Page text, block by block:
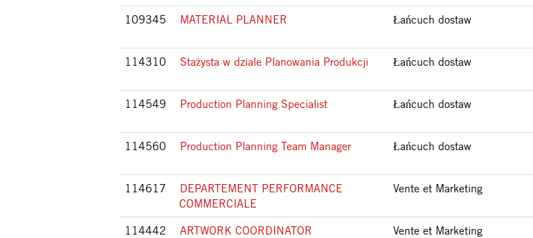
109345
MATERIAL PLANNER Łańcuch dostaw
114310
Stażysta w dziale Planowania Produkcji Łańcuch dostaw
114549
Production Planning Specialist Łańcuch dostaw
114560
Production Planning Team Manager Łańcuch dostaw
114617
DEPARTEMENT PERFORMANCE
COMMERCIALE
Vente et Marketing
114442 ARTWORK COORDINATOR Vente et Marketing